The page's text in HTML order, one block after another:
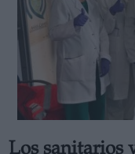
Los sanitarios